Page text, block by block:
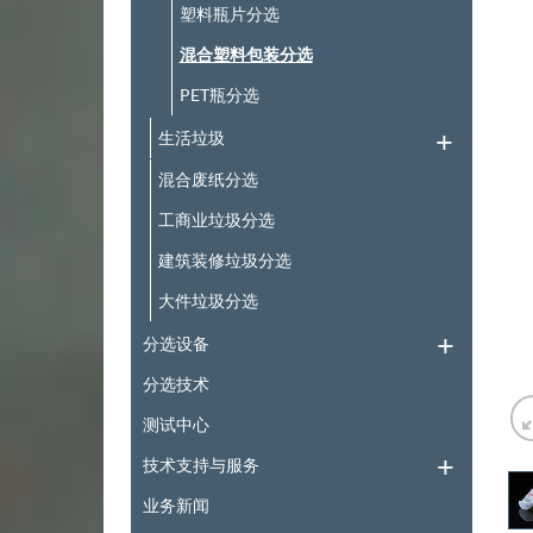
塑料瓶片分选
混合塑料包装分选
PET瓶分选
生活垃圾
混合废纸分选
工商业垃圾分选
建筑装修垃圾分选
大件垃圾分选
分选设备
分选技术
测试中心
技术支持与服务
业务新闻